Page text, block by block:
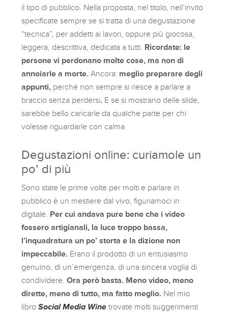
il tipo di pubblico. Nella proposta, nel titolo, nell’invito
specificate sempre se si tratta di una degustazione
“tecnica”, per addetti ai lavori, oppure più giocosa,
leggera, descrittiva, dedicata a tutti. Ricordate: le
persone vi perdonano molte cose, ma non di
annoiarle a morte. Ancora: meglio preparare degli
appunti, perché non sempre si riesce a parlare a
braccio senza perdersi. E se si mostrano delle slide,
sarebbe bello caricarle da qualche parte per chi
volesse riguardarle con calma.
Degustazioni online: curiamole un
po’ di più
Sono state le prime volte per molti e parlare in
pubblico è un mestiere dal vivo, figuriamoci in
digitale. Per cui andava pure bene che i video
fossero artigianali, la luce troppo bassa,
l’inquadratura un po’ storta e la dizione non
impeccabile. Erano il prodotto di un entusiasmo
genuino, di un’emergenza, di una sincera voglia di
condividere.Ora però basta. Meno video, meno
dirette, meno di tutto, ma fatto meglio. Nel mio
libroSocial Media Wine trovate molti suggerimenti